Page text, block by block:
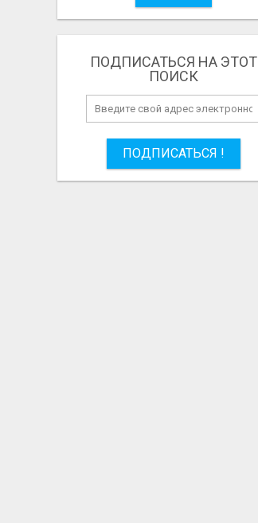
ПОДПИСАТЬСЯ НА ЭТОТ
ПОИСК
ПОДПИСАТЬСЯ !